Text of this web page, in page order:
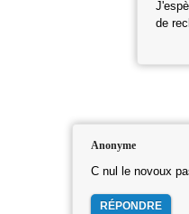
de
Anonyme
C nul le novoux
RÉPONDRE